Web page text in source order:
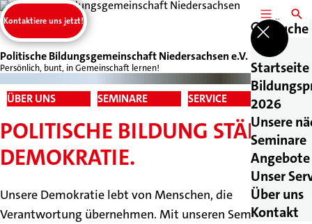
Politische Bildungsgemeinschaft Niedersachsen e.V.
Persönlich, bunt, in Gemeinschaft lernen!
MENÜSuche
Startseite
2026
Unsere
Seminare
Unser
Über uns
Kontakt
ÜBER UNS SEMINARE SERVICE
POLITISCHE BILDUNG STÄRKT
DEMOKRATIE.
Unsere Demokratie lebt von Menschen, die
Verantwortung übernehmen. Mit unseren Seminaren,
Kontaktiere uns jetzt!